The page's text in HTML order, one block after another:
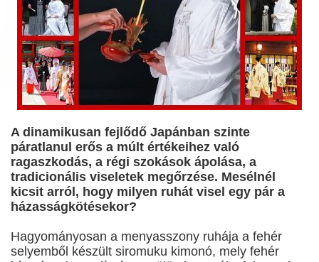
A dinamikusan fejlődő Japánban szinte
páratlanul erős a múlt értékeihez való
ragaszkodás, a régi szokások ápolása, a
tradicionális viseletek megőrzése. Mesélnél
kicsit arról, hogy milyen ruhát visel egy pár a
házasságkötésekor?
Hagyományosan a menyasszony ruhája a fehér
selyemből készült siromuku kimonó, mely fehér